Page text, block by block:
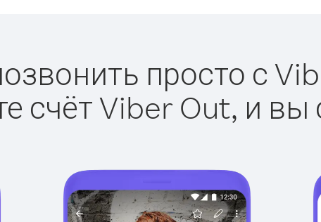
просто с
счёт Viber Out, и